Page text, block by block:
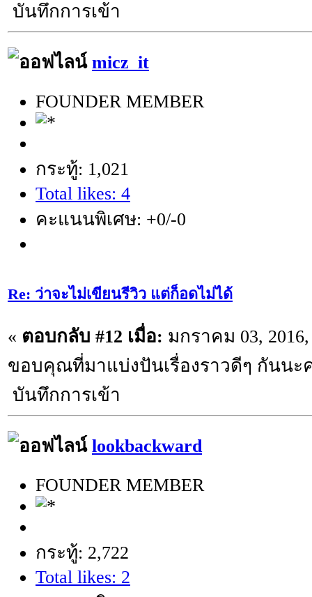
บันทึกการเข้า
micz_it
FOUNDER MEMBER
กระทู้: 1,021
Total likes: 4
คะแนนพิเศษ: +0/-0
Re: ว่าจะไม่เขียนรีวิว แต่ก็อดไม่ได้
« ตอบกลับ #12 เมื่อ: มกราคม 03,
ขอบคุณที่มาแบ่งปันเรื่องราวดีๆ กันนะ
บันทึกการเข้า
lookbackward
FOUNDER MEMBER
กระทู้: 2,722
Total likes: 2